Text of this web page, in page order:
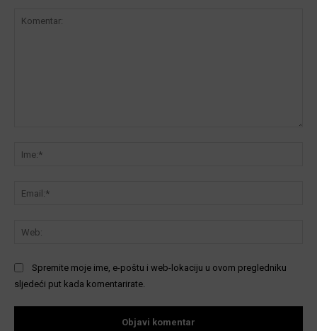
Spremite moje ime, e-poštu i web-lokaciju u ovom pregledniku
sljedeći put kada komentarirate.